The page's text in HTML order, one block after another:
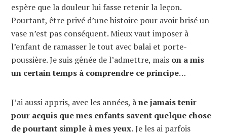
espère que la douleur lui fasse retenir la leçon.
Pourtant, être privé d’une histoire pour avoir brisé un
vase n’est pas conséquent. Mieux vaut imposer à
l’enfant de ramasser le tout avec balai et porte-
poussière. Je suis gênée de l’admettre, mais on a mis
un certain temps à comprendre ce principe…
J’ai aussi appris, avec les années, àne jamais tenir
pour acquis que mes enfants savent quelque chose
de pourtant simple à mes yeux.Je les ai parfois